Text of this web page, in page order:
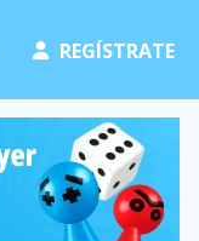
REGÍSTRATE